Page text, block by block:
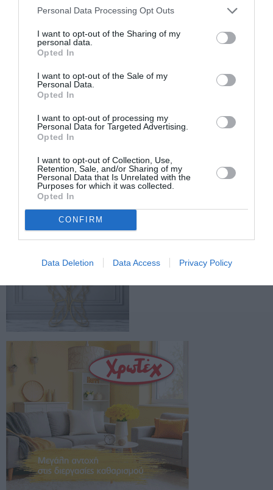
Personal Data Processing Opt Outs
I want to opt-out of the Sharing of my
personal data.
Opted In
I want to opt-out of the Sale of my
Personal Data.
Opted In
I want to opt-out of processing my
Personal Data for Targeted Advertising.
Opted In
I want to opt-out of Collection, Use,
Retention, Sale, and/or Sharing of my
Personal Data that Is Unrelated with the
Purposes for which it was collected.
Opted In
CONFIRM
Data Deletion Data Access Privacy Policy
Οι αστυνομικές Αρχές εκτιμούν ότι ο πραγματικός
αριθμός των θυμάτων είναι σημαντικά μεγαλύτερος,
καθώς πολλές απόπειρες δεν καταγγέλλονται ποτέ.
ΤΗΛΕΦΩΝΙΚΕΣ ΑΠΑΤΕΣ ΡΟΜΑ ΣΥΛΛΗΨΕΙΣ
Facebook Twitter